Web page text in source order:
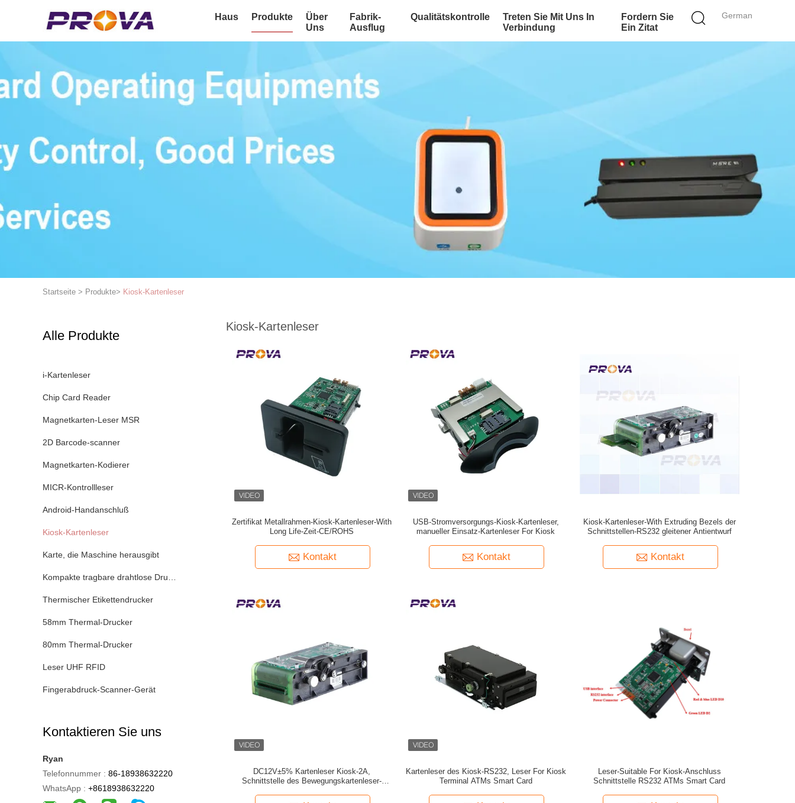
German
Haus Produkte
Über
Uns
Fabrik-
Ausflug
Qualitätskontrolle
Treten Sie Mit Uns In
Verbindung
Fordern Sie
Ein Zitat
Startseite > Produkte> Kiosk-Kartenleser
Alle Produkte
i-Kartenleser
Chip Card Reader
Magnetkarten-Leser MSR
2D Barcode-scanner
Magnetkarten-Kodierer
MICR-Kontrollleser
Android-Handanschluß
Kiosk-Kartenleser
Karte, die Maschine herausgibt
Kompakte tragbare drahtlose Drucker
Thermischer Etikettendrucker
58mm Thermal-Drucker
80mm Thermal-Drucker
Leser UHF RFID
Fingerabdruck-Scanner-Gerät
Kontaktieren Sie uns
Ryan
Telefonnummer : 86-18938632220
WhatsApp : +8618938632220
Kiosk-Kartenleser
Zertifikat Metallrahmen-Kiosk-Kartenleser-With
Long Life-Zeit-CE/ROHS
Kontakt
USB-Stromversorgungs-Kiosk-Kartenleser,
manueller Einsatz-Kartenleser For Kiosk
Kontakt
Kiosk-Kartenleser-With Extruding Bezels der
Schnittstellen-RS232 gleitener Antientwurf
Kontakt
DC12V±5% Kartenleser Kiosk-2A,
Schnittstelle des Bewegungskartenleser-
Kartenleser des Kiosk-RS232, Leser For Kiosk
Terminal ATMs Smart Card
Leser-Suitable For Kiosk-Anschluss
Schnittstelle RS232 ATMs Smart Card